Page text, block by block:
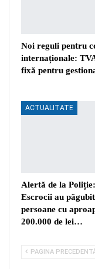
Noi reguli pentru
internaționale:
fixă pentru
ACTUALITATE
Alertă de la Poliție:
Escrocii au
persoane cu
200.000 de lei…
PAGINA